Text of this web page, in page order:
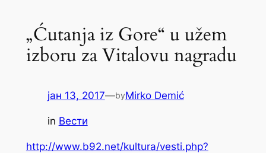
„Ćutanja iz Gore“ u užem
izboru za Vitalovu nagradu
јан 13, 2017—byMirko Demić
in Вести
http://www.b92.net/kultura/vesti.php?